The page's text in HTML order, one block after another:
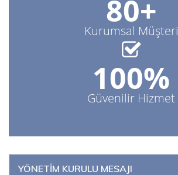
80+
Kurumsal Müşteri
100%
Güvenilir Hizmet
YÖNETİM KURULU MESAJI